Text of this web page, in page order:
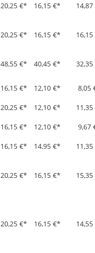
20,25 €* 16,15 €*
20,25 €* 16,15 €*
48,55 €* 40,45 €*
16,15 €* 12,10 €*
8,05
20,25 €* 12,10 €*
16,15 €* 12,10 €*
9,67
16,15 €* 14,95 €*
20,25 €* 16,15 €*
20,25 €* 16,15 €*